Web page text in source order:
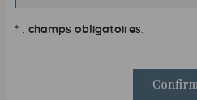
* : champs obligatoires.